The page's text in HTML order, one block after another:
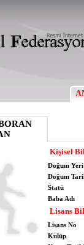
Kişisel
Doğum Yeri
Doğum
Statü
Baba Adı
Lisans
Lisans No
Kulüp